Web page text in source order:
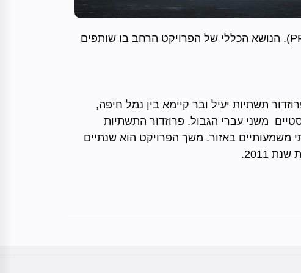
בחודש דצמבר 2010 הוגשה הצעה של פרויקט במסגרת התוכנית השביעית של האיחוד האירופי (PF7). הנושא הכללי של הפרויקט הרחב בו שותפים
תשתיות יעיל ובר קיימא בין נמל חיפה,
משני עברי הגבול. פרוזדור התשתיות
משמעותיים באזור. משך הפרויקט הוא שנתיים